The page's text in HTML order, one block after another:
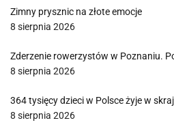
Zimny prysznic na złote emocje
8 sierpnia 2026
Zderzenie rowerzystów w Poznaniu.
8 sierpnia 2026
364 tysięcy dzieci w Polsce żyje w
8 sierpnia 2026